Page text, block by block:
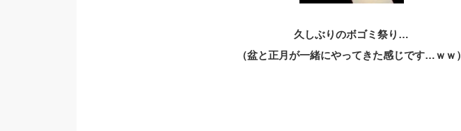
久しぶりのボゴミ祭り…
（盆と正月が一緒にやってきた感じです…ｗｗ）